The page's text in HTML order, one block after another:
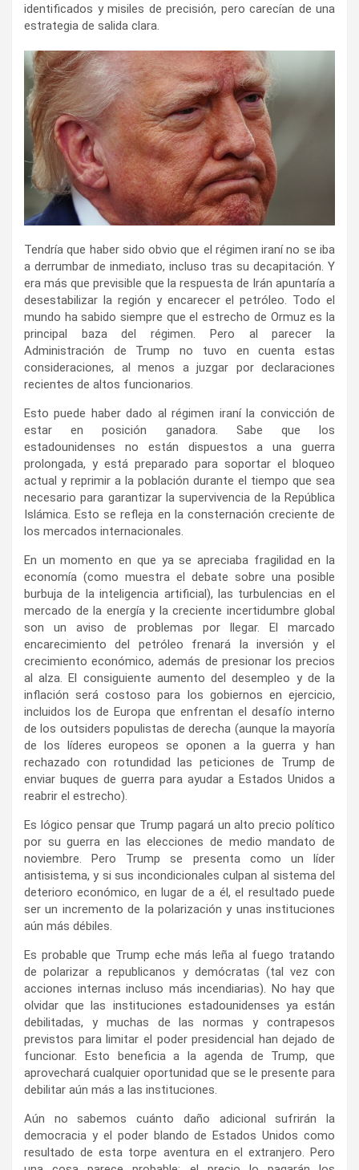
identificados y misiles de precisión, pero carecían de una
estrategia de salida clara.
Tendría que haber sido obvio que el régimen iraní no se iba
a derrumbar de inmediato, incluso tras su decapitación. Y
era más que previsible que la respuesta de Irán apuntaría a
desestabilizar la región y encarecer el petróleo. Todo el
mundo ha sabido siempre que el estrecho de Ormuz es la
principal baza del régimen. Pero al parecer la
Administración de Trump no tuvo en cuenta estas
consideraciones, al menos a juzgar por declaraciones
recientes de altos funcionarios.
Esto puede haber dado al régimen iraní la convicción de
estar en posición ganadora. Sabe que los
estadounidenses no están dispuestos a una guerra
prolongada, y está preparado para soportar el bloqueo
actual y reprimir a la población durante el tiempo que sea
necesario para garantizar la supervivencia de la República
Islámica. Esto se refleja en la consternación creciente de
los mercados internacionales.
En un momento en que ya se apreciaba fragilidad en la
economía (como muestra el debate sobre una posible
burbuja de la inteligencia artificial), las turbulencias en el
mercado de la energía y la creciente incertidumbre global
son un aviso de problemas por llegar. El marcado
encarecimiento del petróleo frenará la inversión y el
crecimiento económico, además de presionar los precios
al alza. El consiguiente aumento del desempleo y de la
inflación será costoso para los gobiernos en ejercicio,
incluidos los de Europa que enfrentan el desafío interno
de los outsiders populistas de derecha (aunque la mayoría
de los líderes europeos se oponen a la guerra y han
rechazado con rotundidad las peticiones de Trump de
enviar buques de guerra para ayudar a Estados Unidos a
reabrir el estrecho).
Es lógico pensar que Trump pagará un alto precio político
por su guerra en las elecciones de medio mandato de
noviembre. Pero Trump se presenta como un líder
antisistema, y si sus incondicionales culpan al sistema del
deterioro económico, en lugar de a él, el resultado puede
ser un incremento de la polarización y unas instituciones
aún más débiles.
Es probable que Trump eche más leña al fuego tratando
de polarizar a republicanos y demócratas (tal vez con
acciones internas incluso más incendiarias). No hay que
olvidar que las instituciones estado­unidenses ya están
debilitadas, y muchas de las normas y contrapesos
previstos para limitar el poder presidencial han dejado de
funcionar. Esto beneficia a la agenda de Trump, que
aprovechará cualquier oportunidad que se le presente para
debilitar aún más a las instituciones.
Aún no sabemos cuánto daño adicional sufrirán la
democracia y el poder blando de Estados Unidos como
resultado de esta torpe aventura en el extranjero. Pero